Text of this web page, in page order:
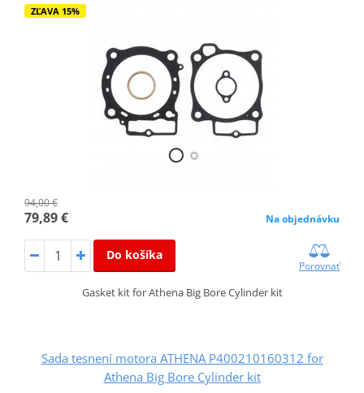
ZĽAVA 15%
94,00 €
79,89 € Na objednávku
Do košíka
Porovnať
Gasket kit for Athena Big Bore Cylinder kit
Sada tesnení motora ATHENA P400210160312 for
Athena Big Bore Cylinder kit